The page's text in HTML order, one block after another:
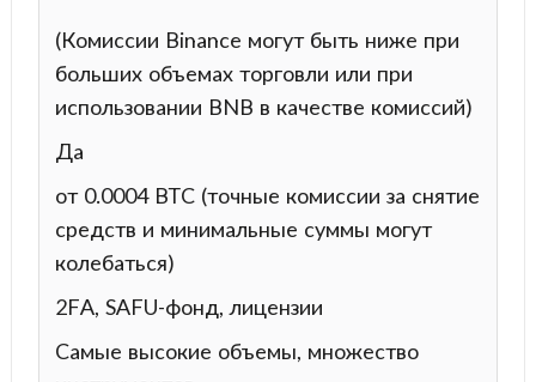
(Комиссии Binance могут быть ниже при
больших объемах торговли или при
использовании BNB в качестве комиссий)
Да
от 0.0004 BTC (точные комиссии за снятие
средств и минимальные суммы могут
колебаться)
2FA, SAFU-фонд, лицензии
Самые высокие объемы, множество